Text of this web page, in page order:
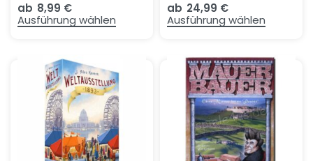
ab 8,99 €
Ausführung wählen
ab 24,99 €
Ausführung wählen